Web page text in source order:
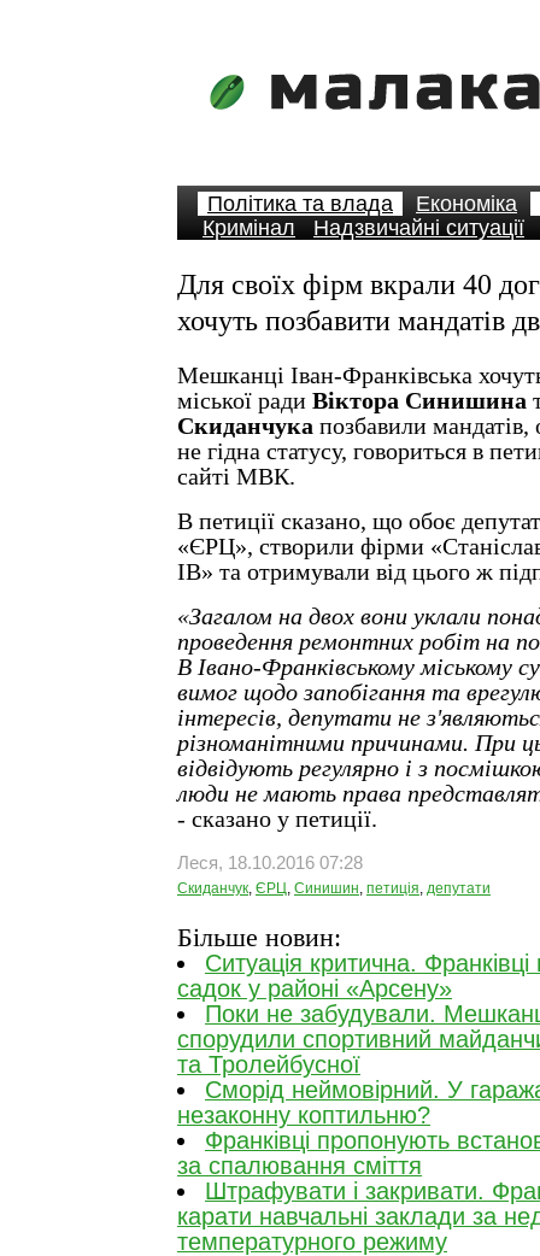
Політика та влада
Економіка
Кримінал
Надзвичайні ситуації
Для своїх фірм вкрали 40
хочуть позбавити мандатів
Мешканці Іван-Франківська
міської ради Віктора Синишина
Скиданчука позбавили мандатів,
не гідна статусу, говориться в
сайті МВК.
В петиції сказано, що обоє
«ЄРЦ», створили фірми
ІВ» та отримували від цього ж
«Загалом на двох вони уклали
проведення ремонтних робіт на
В Івано-Франківському міському
вимог щодо запобігання та
інтересів, депутати не
різноманітними причинами. При
відвідують регулярно і з
люди не мають права
- сказано у петиції.
Леся, 18.10.2016 07:28
Скиданчук, ЄРЦ, Синишин, петиція, депутати
Більше новин:
Ситуація критична.
садок у районі «Арсену»
Поки не забудували.
спорудили спортивний
та Тролейбусної
Сморід неймовірний. У
незаконну коптильню?
Франківці пропонують
за спалювання сміття
Штрафувати і закривати.
карати навчальні заклади за
температурного режиму